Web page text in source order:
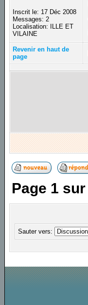
Inscrit le: 17 Déc 2008
Messages: 2
Localisation: ILLE ET
VILAINE
Revenir en haut de
page
Page 1 sur
Sauter vers: